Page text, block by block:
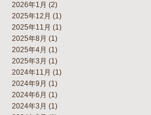
2026年1月 (2)
2025年12月 (1)
2025年11月 (1)
2025年8月 (1)
2025年4月 (1)
2025年3月 (1)
2024年11月 (1)
2024年9月 (1)
2024年6月 (1)
2024年3月 (1)